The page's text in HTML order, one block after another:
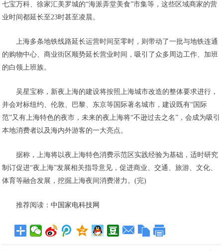
七宝万科、徐家汇美罗城的“海派弄堂美食”市集等，这些区域商家的营
业时间都延长至23时甚至凌晨。
上海多条地铁线路延长运营时间至零时，则带动了一批与地铁连通
的购物中心、商业街区顺势延长营业时间，吸引了众多周边工作、加班
的白领上班族。
吴星宝称，新夜上海的建设将按照上海城市改造的整体要求进行，
并会对标纽约、伦敦、巴黎、东京等国际著名城市，建设既有“国际
范”又有上海特色的夜市，未来的夜上海将“不逊过去之名”，会成为吸引
本地消费者以及海内外游客的一大亮点。
据称，上海将以夜上海特色消费示范区实践经验为基础，适时研究
制订促进“夜上海”发展相关指导意见，促进商业、交通、旅游、文化、
体育等融合发展，挖掘上海夜间消费潜力。(完)
推荐阅读：中国家电科技网